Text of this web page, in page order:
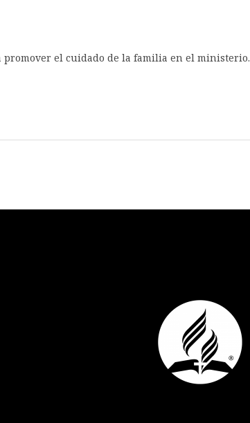
promover el cuidado de la familia en el ministerio.